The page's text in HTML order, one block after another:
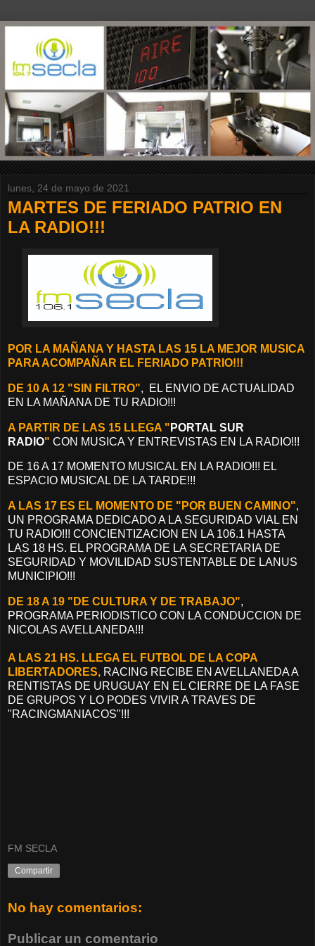
lunes, 24 de mayo de 2021
MARTES DE FERIADO PATRIO EN
LA RADIO!!!
POR LA MAÑANA Y HASTA LAS 15 LA MEJOR MUSICA
PARA ACOMPAÑAR EL FERIADO PATRIO!!!
DE 10 A 12 "SIN FILTRO", EL ENVIO DE ACTUALIDAD
EN LA MAÑANA DE TU RADIO!!!
A PARTIR DE LAS 15 LLEGA " PORTAL SUR
RADIO" CON MUSICA Y ENTREVISTAS EN LA RADIO!!!
DE 16 A 17 MOMENTO MUSICAL EN LA RADIO!!! EL
ESPACIO MUSICAL DE LA TARDE!!!
A LAS 17 ES EL MOMENTO DE "POR BUEN CAMINO",
UN PROGRAMA DEDICADO A LA SEGURIDAD VIAL EN
TU RADIO!!! CONCIENTIZACION EN LA 106.1 HASTA
LAS 18 HS. EL PROGRAMA DE LA SECRETARIA DE
SEGURIDAD Y MOVILIDAD SUSTENTABLE DE LANUS
MUNICIPIO!!!
DE 18 A 19 "DE CULTURA Y DE TRABAJO",
PROGRAMA PERIODISTICO CON LA CONDUCCION DE
NICOLAS AVELLANEDA!!!
A LAS 21 HS. LLEGA EL FUTBOL DE LA COPA
LIBERTADORES, RACING RECIBE EN AVELLANEDA A
RENTISTAS DE URUGUAY EN EL CIERRE DE LA FASE
DE GRUPOS Y LO PODES VIVIR A TRAVES DE
"RACINGMANIACOS"!!!
FM SECLA
Compartir
No hay comentarios:
Publicar un comentario